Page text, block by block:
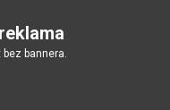
bannera.